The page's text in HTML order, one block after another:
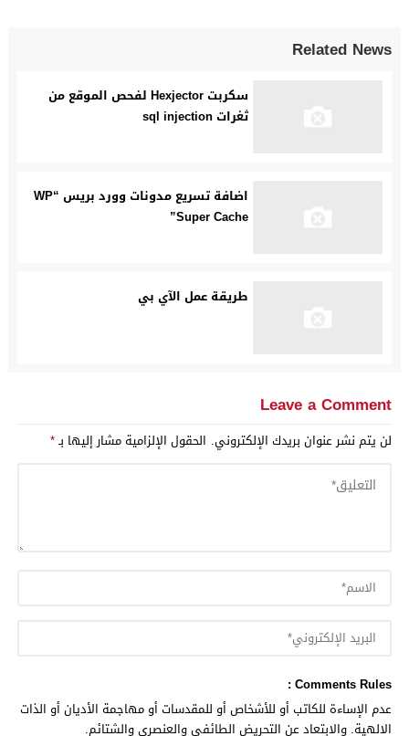
Related News
سكربت Hexjector لفحص الموقع من
ثغرات sql injection
اضافة تسريع مدونات وورد بريس “WP
Super Cache”
طريقة عمل الآي بي
Leave a Comment
لن يتم نشر عنوان بريدك الإلكتروني. الحقول الإلزامية مشار إليها بـ*
Comments Rules :
عدم الإساءة للكاتب أو للأشخاص أو للمقدسات أو مهاجمة الأديان أو الذات
الالهية. والابتعاد عن التحريض الطائفي والعنصري والشتائم.